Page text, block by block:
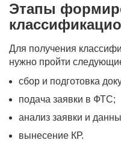
Этапы
Для получения
нужно пройти
сбор и подготовка
подача заявки в ФТС;
анализ заявки и
вынесение КР.